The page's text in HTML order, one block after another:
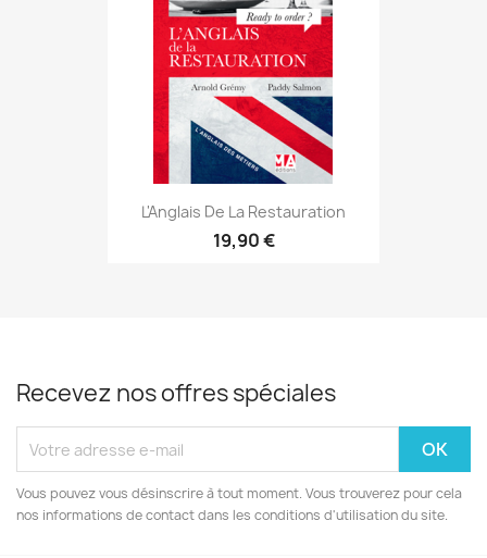
L'Anglais De La Restauration
19,90 €
Recevez nos offres spéciales
Vous pouvez vous désinscrire à tout moment. Vous trouverez pour cela
nos informations de contact dans les conditions d'utilisation du site.